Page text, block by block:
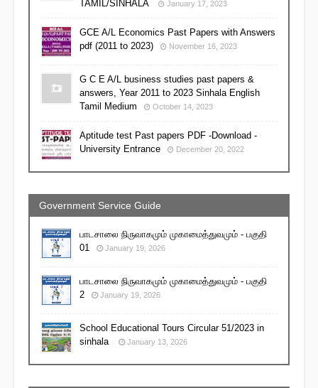
TAMIL/SINHALA
January 17, 2023
GCE A/L Economics Past Papers with Answers
pdf (2011 to 2023)
November 16, 2023
G C E A/L business studies past papers &
answers, Year 2011 to 2023 Sinhala English
Tamil Medium
October 14, 2023
Aptitude test Past papers PDF -Download -
University Entrance
December 20, 2022
Government Service Guide
பாடசாலை நிருவாகமும் முகாமைத்துவமும் - பகுதி
01
January 19, 2026
பாடசாலை நிருவாகமும் முகாமைத்துவமும் - பகுதி
2
January 19, 2026
School Educational Tours Circular 51/2023 in
sinhala
January 13, 2026